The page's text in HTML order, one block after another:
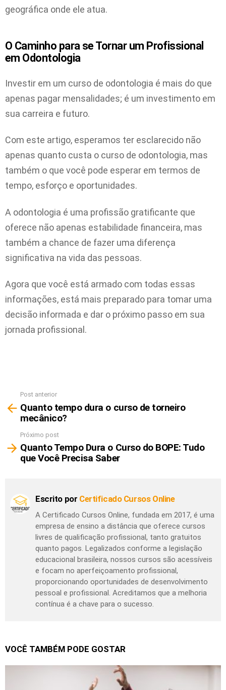
geográfica onde ele atua.
O Caminho para se Tornar um Profissional
em Odontologia
Investir em um curso de odontologia é mais do que
apenas pagar mensalidades; é um investimento em
sua carreira e futuro.
Com este artigo, esperamos ter esclarecido não
apenas quanto custa o curso de odontologia, mas
também o que você pode esperar em termos de
tempo, esforço e oportunidades.
A odontologia é uma profissão gratificante que
oferece não apenas estabilidade financeira, mas
também a chance de fazer uma diferença
significativa na vida das pessoas.
Agora que você está armado com todas essas
informações, está mais preparado para tomar uma
decisão informada e dar o próximo passo em sua
jornada profissional.
mais
Post anterior
Quanto tempo dura o curso de torneiro
mecânico?
Próximo post
Quanto Tempo Dura o Curso do BOPE: Tudo
que Você Precisa Saber
Escrito por Certificado Cursos Online
A Certificado Cursos Online, fundada em 2017, é uma
empresa de ensino a distância que oferece cursos
livres de qualificação profissional, tanto gratuitos
quanto pagos. Legalizados conforme a legislação
educacional brasileira, nossos cursos são acessíveis
e focam no aperfeiçoamento profissional,
proporcionando oportunidades de desenvolvimento
pessoal e profissional. Acreditamos que a melhoria
contínua é a chave para o sucesso.
VOCÊ TAMBÉM PODE GOSTAR